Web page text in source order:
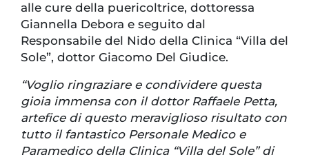
alle cure della puericoltrice, dottoressa
Giannella Debora e seguito dal
Responsabile del Nido della Clinica “Villa del
Sole”, dottor Giacomo Del Giudice.
“Voglio ringraziare e condividere questa
gioia immensa con il dottor Raffaele Petta,
artefice di questo meraviglioso risultato con
tutto il fantastico Personale Medico e
Paramedico della Clinica “Villa del Sole” di